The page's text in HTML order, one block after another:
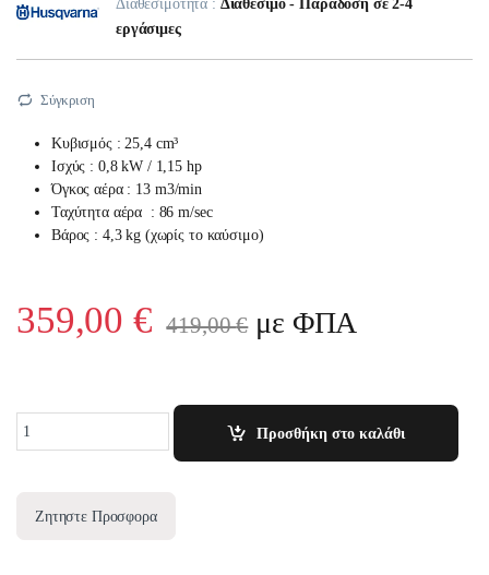
Διαθεσιμότητα : Διαθέσιμο - Παράδοση σε 2-4
εργάσιμες
Σύγκριση
Kυβισμός : 25,4 cm³
Ισχύς : 0,8 kW / 1,15 hp
Όγκος αέρα : 13 m3/min
Ταχύτητα αέρα : 86 m/sec
Βάρος : 4,3 kg (χωρίς το καύσιμο)
359,00€ 419,00€με ΦΠΑ
Προσθήκη στο καλάθι
Ζητηστε Προσφορα